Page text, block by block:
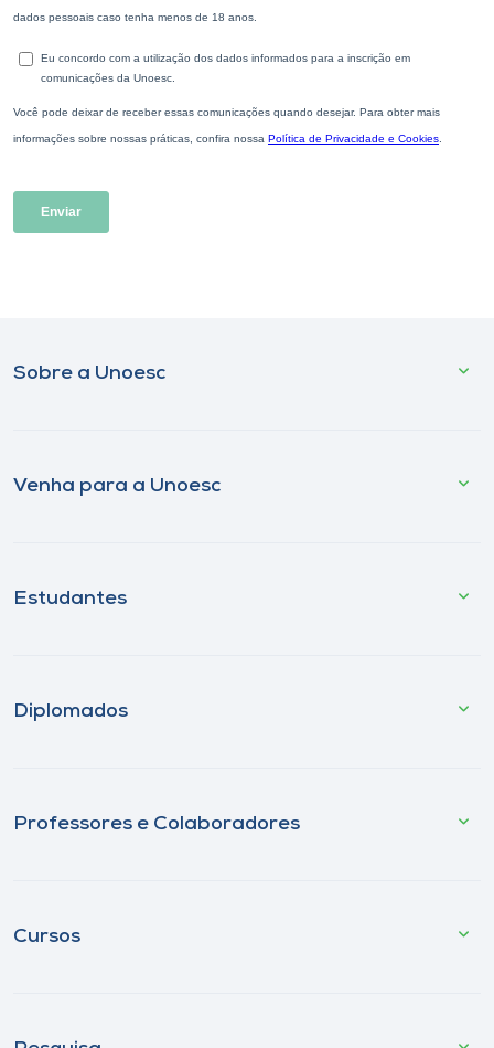
Sobre a Unoesc
Venha para a Unoesc
Estudantes
Diplomados
Professores e Colaboradores
Cursos